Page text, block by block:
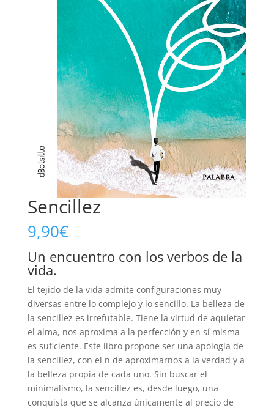
Sencillez
9,90€
Un encuentro con los verbos de la
vida.
El tejido de la vida admite configuraciones muy
diversas entre lo complejo y lo sencillo. La belleza de
la sencillez es irrefutable. Tiene la virtud de aquietar
el alma, nos aproxima a la perfección y en sí misma
es suficiente. Este libro propone ser una apología de
la sencillez, con el n de aproximarnos a la verdad y a
la belleza propia de cada uno. Sin buscar el
minimalismo, la sencillez es, desde luego, una
conquista que se alcanza únicamente al precio de